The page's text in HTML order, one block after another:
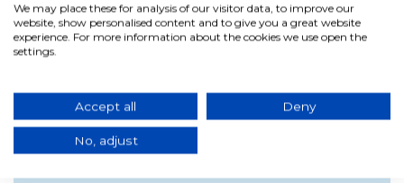
préservation de l'environnement.
Confort Tactile : La fonction tactile permet un contrôle facile
et rapide de l'éclairage, ajoutant confort et praticité à votre
lampe en fait un élément décoratif indispensable pour tout
espace. Les lampes de table tactiles n'éclairent pas
seulement votre maison ou votre bureau, mais en
rehaussent également l'esthétique.
We may place these for analysis of our visitor data, to improve our
website, show personalised content and to give you a great website
experience. For more information about the cookies we use open the
settings.
Accept all Deny
No, adjust